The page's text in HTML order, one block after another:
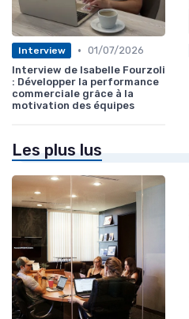
Interview • 01/07/2026
Interview de Isabelle Fourzoli
: Développer la performance
commerciale grâce à la
motivation des équipes
Les plus lus